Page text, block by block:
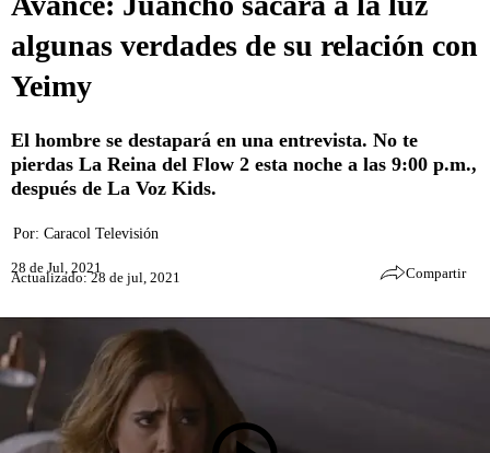
algunas verdades de su relación con
Yeimy
El hombre se destapará en una entrevista. No te
pierdas La Reina del Flow 2 esta noche a las 9:00 p.m.,
después de La Voz Kids.
Por: Caracol Televisión
28 de Jul, 2021
Actualizado: 28 de jul, 2021 Compartir